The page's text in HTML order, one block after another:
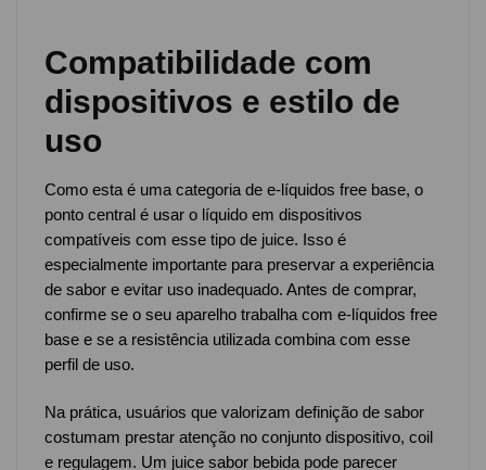
Compatibilidade com
dispositivos e estilo de
uso
Como esta é uma categoria de e-líquidos free base, o
ponto central é usar o líquido em dispositivos
compatíveis com esse tipo de juice. Isso é
especialmente importante para preservar a experiência
de sabor e evitar uso inadequado. Antes de comprar,
confirme se o seu aparelho trabalha com e-líquidos free
base e se a resistência utilizada combina com esse
perfil de uso.
Na prática, usuários que valorizam definição de sabor
costumam prestar atenção no conjunto dispositivo, coil
e regulagem. Um juice sabor bebida pode parecer